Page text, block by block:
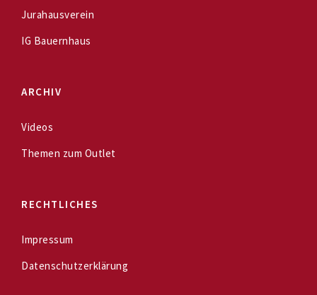
Jurahausverein
IG Bauernhaus
ARCHIV
Videos
Themen zum Outlet
RECHTLICHES
Impressum
Datenschutzerklärung